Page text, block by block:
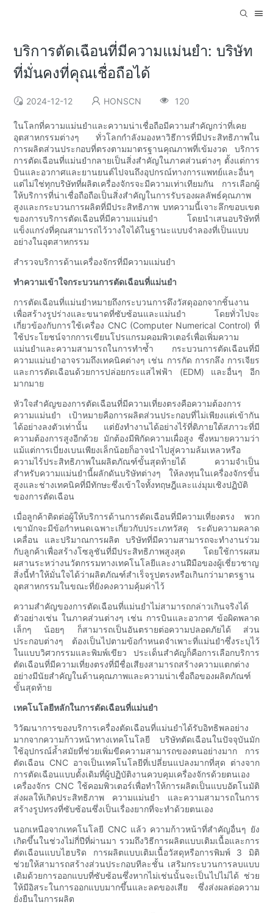
บริการตัดเฉือนที่มีความแม่นยำ: บริษัท
ที่มั่นคงที่คุณเชื่อถือได้
2024-12-12 HONSCN 120
ในโลกที่ความแม่นยำและความน่าเชื่อถือมีความสำคัญกว่าที่เคย
อุตสาหกรรมต่างๆ ทั่วโลกกำลังมองหาวิธีการที่มีประสิทธิภาพใน
การผลิตส่วนประกอบที่ตรงตามมาตรฐานคุณภาพที่เข้มงวด บริการ
การตัดเฉือนที่แม่นยำกลายเป็นสิ่งสำคัญในภาคส่วนต่างๆ ตั้งแต่การ
บินและอวกาศและยานยนต์ไปจนถึงอุปกรณ์ทางการแพทย์และอื่นๆ
แต่ไม่ใช่ทุกบริษัทที่ผลิตเครื่องจักรจะมีความเท่าเทียมกัน การเลือกผู้
ให้บริการที่น่าเชื่อถือถือเป็นสิ่งสำคัญในการรับรองผลลัพธ์คุณภาพ
สูงและกระบวนการผลิตที่มีประสิทธิภาพ บทความนี้เจาะลึกขอบเขต
ของการบริการตัดเฉือนที่มีความแม่นยำ โดยนำเสนอบริษัทที่
แข็งแกร่งที่คุณสามารถไว้วางใจได้ในฐานะแบบจำลองที่เป็นแบบ
อย่างในอุตสาหกรรม
สำรวจบริการด้านเครื่องจักรที่มีความแม่นยำ
ทำความเข้าใจกระบวนการตัดเฉือนที่แม่นยำ
การตัดเฉือนที่แม่นยำหมายถึงกระบวนการดึงวัสดุออกจากชิ้นงาน
เพื่อสร้างรูปร่างและขนาดที่ซับซ้อนและแม่นยำ โดยทั่วไปจะ
เกี่ยวข้องกับการใช้เครื่อง CNC (Computer Numerical Control) ที่
ใช้ประโยชน์จากการเขียนโปรแกรมคอมพิวเตอร์เพื่อเพิ่มความ
แม่นยำและความสามารถในการทำซ้ำ กระบวนการตัดเฉือนที่มี
ความแม่นยำอาจรวมถึงเทคนิคต่างๆ เช่น การกัด การกลึง การเจียร
และการตัดเฉือนด้วยการปล่อยกระแสไฟฟ้า (EDM) และอื่นๆ อีก
มากมาย
หัวใจสำคัญของการตัดเฉือนที่มีความเที่ยงตรงคือความต้องการ
ความแม่นยำ เป้าหมายคือการผลิตส่วนประกอบที่ไม่เพียงแต่เข้ากัน
ได้อย่างลงตัวเท่านั้น แต่ยังทำงานได้อย่างไร้ที่ติภายใต้สภาวะที่มี
ความต้องการสูงอีกด้วย มักต้องมีพิกัดความเผื่อสูง ซึ่งหมายความว่า
แม้แต่การเบี่ยงเบนเพียงเล็กน้อยก็อาจนำไปสู่ความล้มเหลวหรือ
ความไร้ประสิทธิภาพในผลิตภัณฑ์ขั้นสุดท้ายได้ ความจำเป็น
สำหรับความแม่นยำนี้ผลักดันบริษัทต่างๆ ให้ลงทุนในเครื่องจักรขั้น
สูงและช่างเทคนิคที่มีทักษะซึ่งเข้าใจทั้งทฤษฎีและแง่มุมเชิงปฏิบัติ
ของการตัดเฉือน
เมื่อลูกค้าติดต่อผู้ให้บริการด้านการตัดเฉือนที่มีความเที่ยงตรง พวก
เขามักจะมีข้อกำหนดเฉพาะเกี่ยวกับประเภทวัสดุ ระดับความคลาด
เคลื่อน และปริมาณการผลิต บริษัทที่มีความสามารถจะทำงานร่วม
กับลูกค้าเพื่อสร้างโซลูชันที่มีประสิทธิภาพสูงสุด โดยใช้การผสม
ผสานระหว่างนวัตกรรมทางเทคโนโลยีและงานฝีมือของผู้เชี่ยวชาญ
สิ่งนี้ทำให้มั่นใจได้ว่าผลิตภัณฑ์สำเร็จรูปตรงหรือเกินกว่ามาตรฐาน
อุตสาหกรรมในขณะที่ยังคงความคุ้มค่าไว้
ความสำคัญของการตัดเฉือนที่แม่นยำไม่สามารถกล่าวเกินจริงได้
ตัวอย่างเช่น ในภาคส่วนต่างๆ เช่น การบินและอวกาศ ข้อผิดพลาด
เล็กๆ น้อยๆ ก็สามารถเป็นอันตรายต่อความปลอดภัยได้ ส่วน
ประกอบต่างๆ ต้องเป็นไปตามข้อกำหนดจำเพาะที่แม่นยำซึ่งระบุไว้
ในแบบวิศวกรรมและพิมพ์เขียว ประเด็นสำคัญก็คือการเลือกบริการ
ตัดเฉือนที่มีความเที่ยงตรงที่มีชื่อเสียงสามารถสร้างความแตกต่าง
อย่างมีนัยสำคัญในด้านคุณภาพและความน่าเชื่อถือของผลิตภัณฑ์
ขั้นสุดท้าย
เทคโนโลยีหลักในการตัดเฉือนที่แม่นยำ
วิวัฒนาการของบริการเครื่องตัดเฉือนที่แม่นยำได้รับอิทธิพลอย่าง
มากจากความก้าวหน้าทางเทคโนโลยี บริษัทตัดเฉือนในปัจจุบันมัก
ใช้อุปกรณ์ล้ำสมัยที่ช่วยเพิ่มขีดความสามารถของตนอย่างมาก การ
ตัดเฉือน CNC อาจเป็นเทคโนโลยีที่เปลี่ยนแปลงมากที่สุด ต่างจาก
การตัดเฉือนแบบดั้งเดิมที่ผู้ปฏิบัติงานควบคุมเครื่องจักรด้วยตนเอง
เครื่องจักร CNC ใช้คอมพิวเตอร์เพื่อทำให้การผลิตเป็นแบบอัตโนมัติ
ส่งผลให้เกิดประสิทธิภาพ ความแม่นยำ และความสามารถในการ
สร้างรูปทรงที่ซับซ้อนซึ่งเป็นเรื่องยากที่จะทำด้วยตนเอง
นอกเหนือจากเทคโนโลยี CNC แล้ว ความก้าวหน้าที่สำคัญอื่นๆ ยัง
เกิดขึ้นในช่วงไม่กี่ปีที่ผ่านมา รวมถึงวิธีการผลิตแบบเติมเนื้อและการ
ตัดเฉือนแบบไฮบริด การผลิตแบบเติมเนื้อวัสดุหรือการพิมพ์ 3 มิติ
ช่วยให้สามารถสร้างส่วนประกอบทีละชั้น เสริมกระบวนการลบแบบ
เดิมด้วยการออกแบบที่ซับซ้อนซึ่งหากไม่เช่นนั้นจะเป็นไปไม่ได้ ช่วย
ให้มีอิสระในการออกแบบมากขึ้นและลดของเสีย ซึ่งส่งผลต่อความ
ยั่งยืนในการผลิต